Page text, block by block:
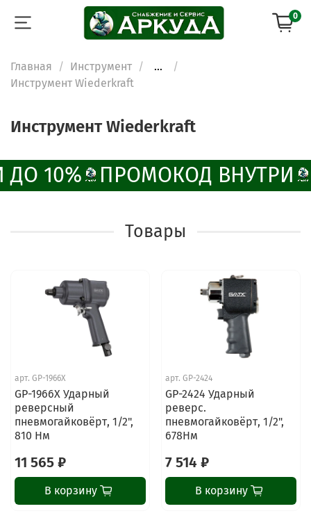
0
Главная Инструмент
...
Инструмент Wiederkraft
Инструмент Wiederkraft
10% ПРОМОКОД ВНУТРИ
Товары
арт. GP-1966X
GP-1966X Ударный
реверсный
пневмогайковёрт, 1/2",
810 Нм
11 565 ₽
В корзину
арт. GP-2424
GP-2424 Ударный
реверс.
пневмогайковёрт, 1/2",
678Нм
7 514 ₽
В корзину